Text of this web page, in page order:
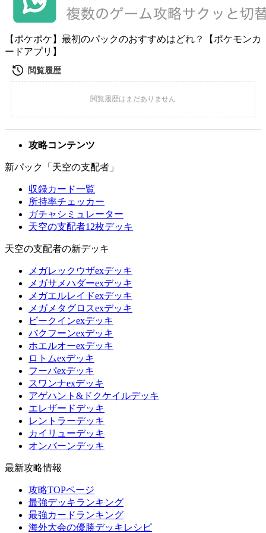
【ポケポケ】最初のパックのおすすめはどれ？【ポケモンカ
ードアプリ】
攻略コンテンツ
新パック「天空の支配者」
収録カード一覧
所持率チェッカー
ガチャシミュレーター
天空の支配者12枚デッキ
天空の支配者の新デッキ
メガレックウザexデッキ
メガサメハダーexデッキ
メガエルレイドexデッキ
メガメタグロスexデッキ
ビークインexデッキ
バクフーンexデッキ
ホエルオーexデッキ
ロトムexデッキ
フーパexデッキ
スワンナexデッキ
アゲハント&ドクケイルデッキ
エレザードデッキ
レントラーデッキ
カイリューデッキ
オンバーンデッキ
最新攻略情報
攻略TOPページ
最強デッキランキング
最強カードランキング
海外大会の優勝デッキレシピ